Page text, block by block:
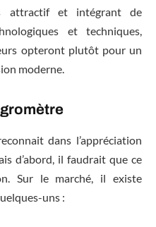
attractif et intégrant de
et techniques,
opteront plutôt pour un
moderne.
dans l’appréciation
d’abord, il faudrait que ce
Sur le marché, il existe
uns :